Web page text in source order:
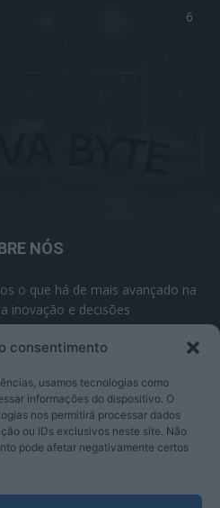
consentimento
usamos tecnologias como
informações do dispositivo. O
nos permitirá processar dados
ou IDs exclusivos neste site. Não
pode afetar negativamente certos
6
NÓS
o que há de mais avançado na
inovação e decisões
NOS